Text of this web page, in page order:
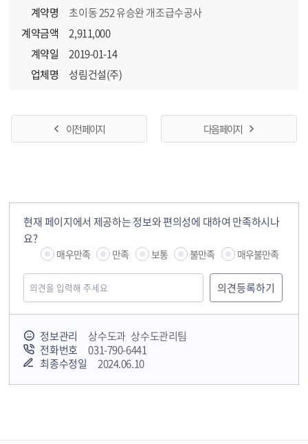
계약명
초이동 252 유승완 개조급수공사
계약금액
2,911,000
계약일
2019-01-14
업체명
성림건설(주)
이전 페이지 다음 페이지
현재 페이지에서 제공하는 정보와 편의성에 대하여 만족하시나
요?
매우만족 만족 보통 불만족 매우불만족
정보관리
상수도과 상수도관리팀
전화번호
031-790-6441
최종수정일
2024.06.10